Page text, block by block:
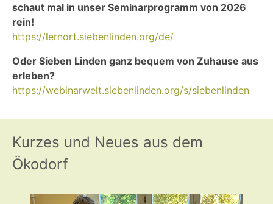
schaut mal in unser Seminarprogramm von 2026
rein!
https://lernort.siebenlinden.org/de/
Oder Sieben Linden ganz bequem von Zuhause aus
erleben?
https://webinarwelt.siebenlinden.org/s/siebenlinden
Kurzes und Neues aus dem
Ökodorf